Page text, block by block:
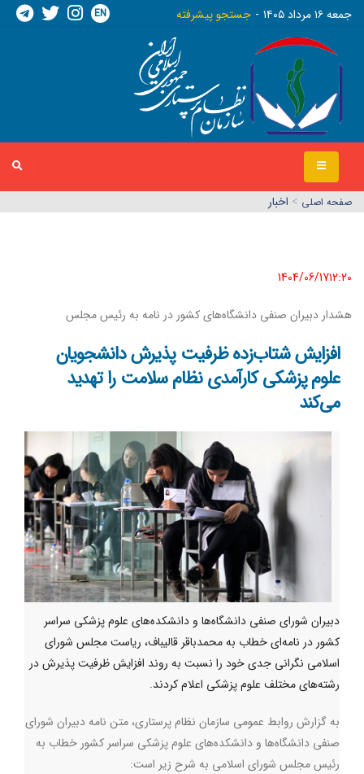
جمعه ١٦ مرداد ١٤٠٥ جستجو پیشرفته EN
صفحه اصلي > اخبار
1404/06/17١٢:٢٠
هشدار دبیران صنفی دانشگاه‌های کشور در نامه به رئیس مجلس
افزایش شتاب‌زده ظرفیت پذیرش دانشجویان
علوم پزشکی کارآمدی نظام سلامت را تهدید
می‌کند
دبیران شورای صنفی دانشگاه‌ها و دانشکده‌های علوم پزشکی سراسر
کشور در نامه‌ای خطاب به محمدباقر قالیباف، ریاست مجلس شورای
اسلامی نگرانی جدی خود را نسبت به روند افزایش ظرفیت پذیرش در
رشته‌های مختلف علوم پزشکی اعلام کردند.
به گزارش روابط عمومی سازمان نظام پرستاری، متن نامه‌ دبیران شورای
صنفی دانشگاه‌ها و دانشکده‌های علوم پزشکی سراسر کشور خطاب به
رئیس مجلس شورای اسلامی به شرح زیر است: